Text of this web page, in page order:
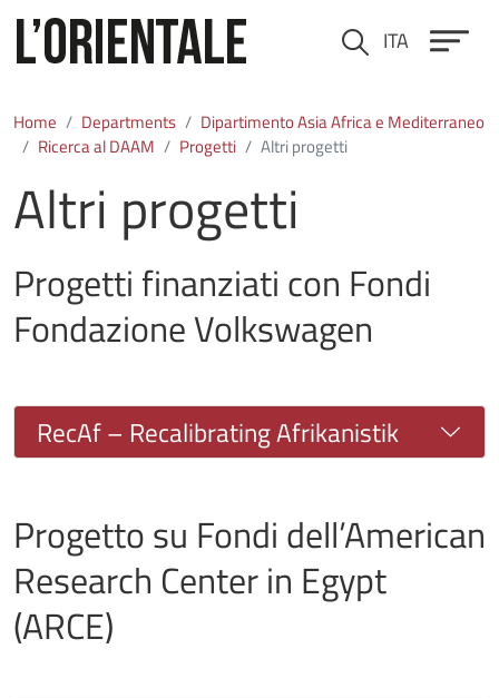
Cerca ITA
Home Departments
Dipartimento Asia Africa e Mediterraneo
Ricerca al DAAM
Progetti Altri progetti
Altri progetti
Progetti finanziati con Fondi
Fondazione Volkswagen
RecAf – Recalibrating Afrikanistik
Progetto su Fondi dell’American
Research Center in Egypt
(ARCE)